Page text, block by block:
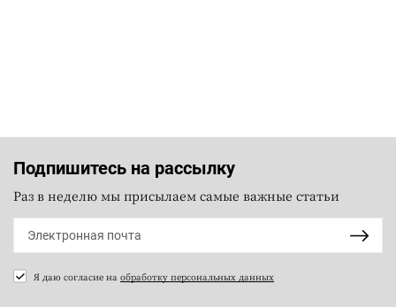
Подпишитесь на рассылку
Раз в неделю мы присылаем самые важные статьи
Я даю согласие на обработку персональных данных